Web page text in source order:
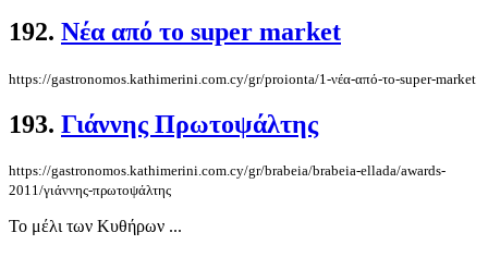
192. Νέα από το super market
https://gastronomos.kathimerini.com.cy/gr/proionta/1-νέα-από-το-super-market
193. Γιάννης Πρωτοψάλτης
https://gastronomos.kathimerini.com.cy/gr/brabeia/brabeia-ellada/awards-
2011/γιάννης-πρωτοψάλτης
Το μέλι των Κυθήρων ...